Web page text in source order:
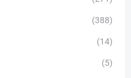
(388)
(14)
(5)